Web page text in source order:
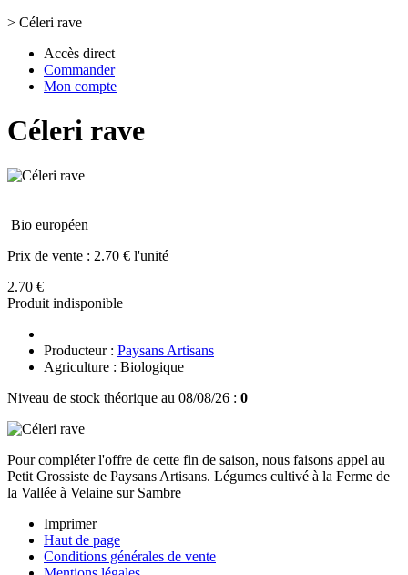
> Céleri rave
Accès direct
Commander
Mon compte
Céleri rave
Bio européen
Prix de vente : 2.70 € l'unité
2.70 €
Produit indisponible
Producteur : Paysans Artisans
Agriculture : Biologique
Niveau de stock théorique au 08/08/26 : 0
Pour compléter l'offre de cette fin de saison, nous faisons appel au
Petit Grossiste de Paysans Artisans. Légumes cultivé à la Ferme de
la Vallée à Velaine sur Sambre
Imprimer
Haut de page
Conditions générales de vente